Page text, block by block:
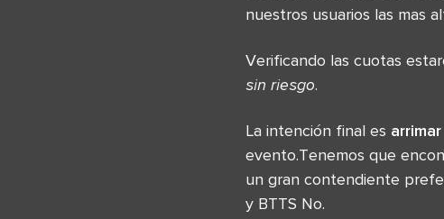
nuestros usuarios las mas
Verificando las cuotas
sin riesgo.
La intención final es
evento.Tenemos que
un gran contendiente
y BTTS No.